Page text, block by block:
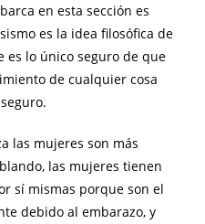
en esta sección es
es la idea filosófica de
es lo único seguro de que
de cualquier cosa
las mujeres son más
las mujeres tienen
sí mismas porque son el
debido al embarazo, y